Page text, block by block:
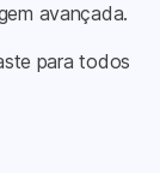
avançada.
para todos